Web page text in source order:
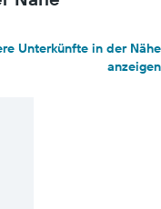
Unterkünfte in der Nähe
anzeigen